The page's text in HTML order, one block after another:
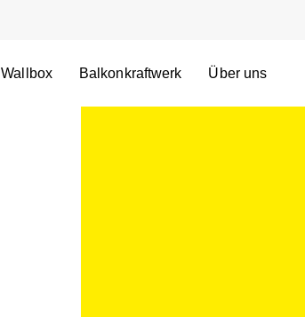
Wallbox Balkonkraftwerk Über uns